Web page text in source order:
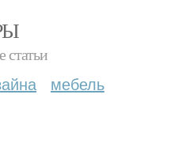
статьи
мебель